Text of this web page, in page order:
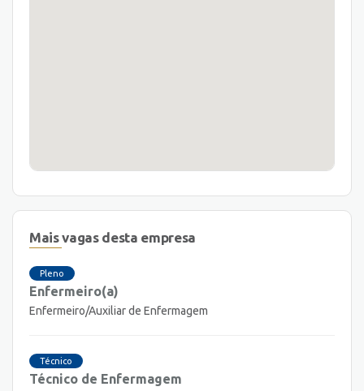
Mais vagas desta empresa
Pleno
Enfermeiro(a)
Enfermeiro/Auxiliar de Enfermagem
Técnico
Técnico de Enfermagem